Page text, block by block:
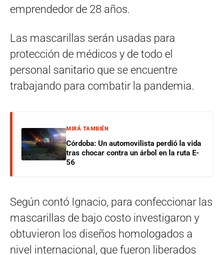
emprendedor de 28 años.
Las mascarillas serán usadas para
protección de médicos y de todo el
personal sanitario que se encuentre
trabajando para combatir la pandemia.
MIRÁ TAMBIÉN
Córdoba: Un automovilista perdió la vida
tras chocar contra un árbol en la ruta E-
56
Según contó Ignacio, para confeccionar las
mascarillas de bajo costo investigaron y
obtuvieron los diseños homologados a
nivel internacional, que fueron liberados